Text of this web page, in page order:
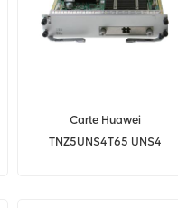
Carte Huawei
TNZ5UNS4T65 UNS4